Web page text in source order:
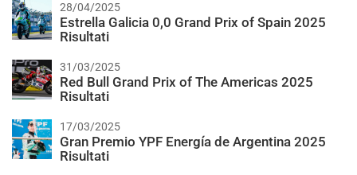
28/04/2025
Estrella Galicia 0,0 Grand Prix of Spain 2025
Risultati
31/03/2025
Red Bull Grand Prix of The Americas 2025
Risultati
17/03/2025
Gran Premio YPF Energía de Argentina 2025
Risultati